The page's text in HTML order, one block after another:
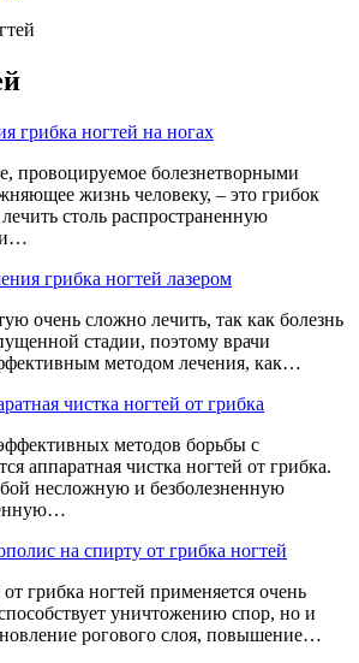
грибка ногтей на ногах
провоцируемое болезнетворными
жизнь человеку, – это грибок
столь распространенную
грибка ногтей лазером
очень сложно лечить, так как болезнь
стадии, поэтому врачи
методом лечения, как…
чистка ногтей от грибка
методов борьбы с
аппаратная чистка ногтей от грибка.
несложную и безболезненную
на спирту от грибка ногтей
грибка ногтей применяется очень
уничтожению спор, но и
рогового слоя, повышение…